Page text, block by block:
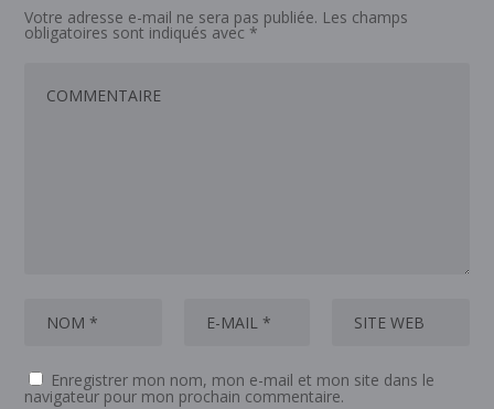
Votre adresse e-mail ne sera pas publiée. Les champs
obligatoires sont indiqués avec *
Enregistrer mon nom, mon e-mail et mon site dans le
navigateur pour mon prochain commentaire.